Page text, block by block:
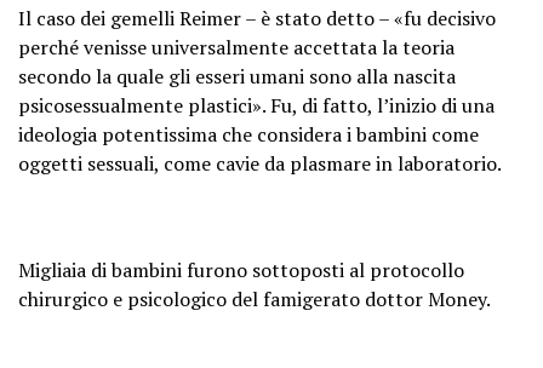
Il caso dei gemelli Reimer – è stato detto – «fu decisivo
perché venisse universalmente accettata la teoria
secondo la quale gli esseri umani sono alla nascita
psicosessualmente plastici». Fu, di fatto, l’inizio di una
ideologia potentissima che considera i bambini come
oggetti sessuali, come cavie da plasmare in laboratorio.
Migliaia di bambini furono sottoposti al protocollo
chirurgico e psicologico del famigerato dottor Money.